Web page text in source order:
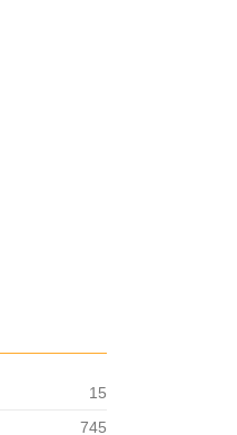
15
745